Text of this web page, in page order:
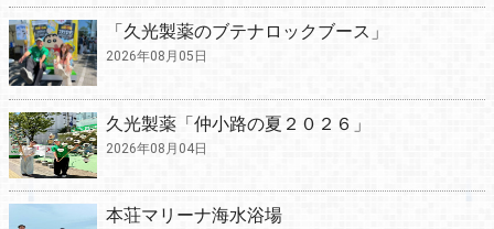
「久光製薬のブテナロックブース」
2026年08月05日
久光製薬「仲小路の夏２０２６」
2026年08月04日
本荘マリーナ海水浴場